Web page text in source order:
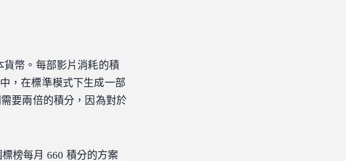
幣。每部影片消耗的積
，在標準模式下生成一部
要兩倍的積分，因為對於
榜每月 660 積分的方案